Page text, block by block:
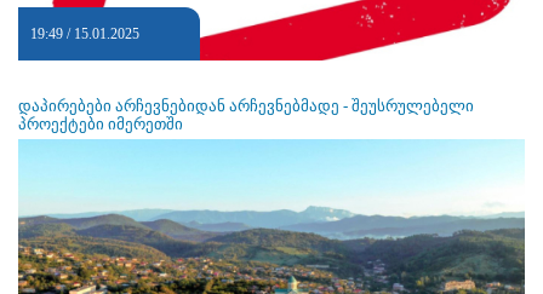
19:49 / 15.01.2025
დაპირებები არჩევნებიდან არჩევნებმადე - შეუსრულებელი
პროექტები იმერეთში